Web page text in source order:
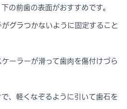
の前歯の表面がおすすめです。
グラつかないように固定すること
ーラーが滑って歯肉を傷付けづら
、軽くなぞるように引いて歯石を